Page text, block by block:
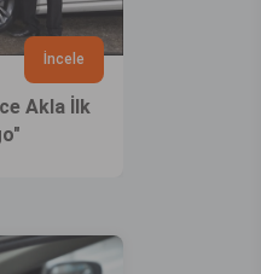
İncele
Akla İlk